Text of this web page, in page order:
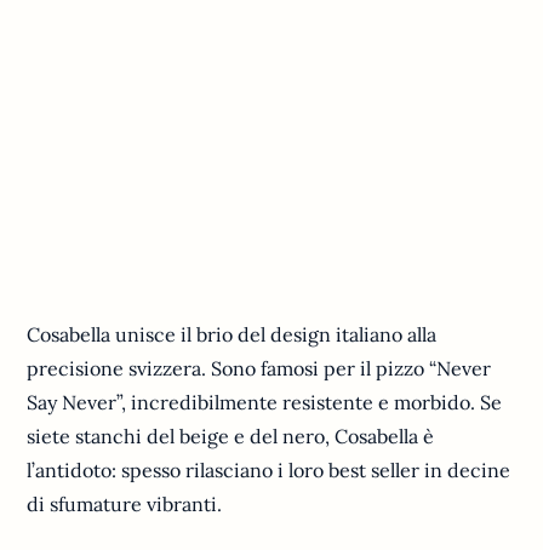
Cosabella unisce il brio del design italiano alla
precisione svizzera. Sono famosi per il pizzo “Never
Say Never”, incredibilmente resistente e morbido. Se
siete stanchi del beige e del nero, Cosabella è
l’antidoto: spesso rilasciano i loro best seller in decine
di sfumature vibranti.